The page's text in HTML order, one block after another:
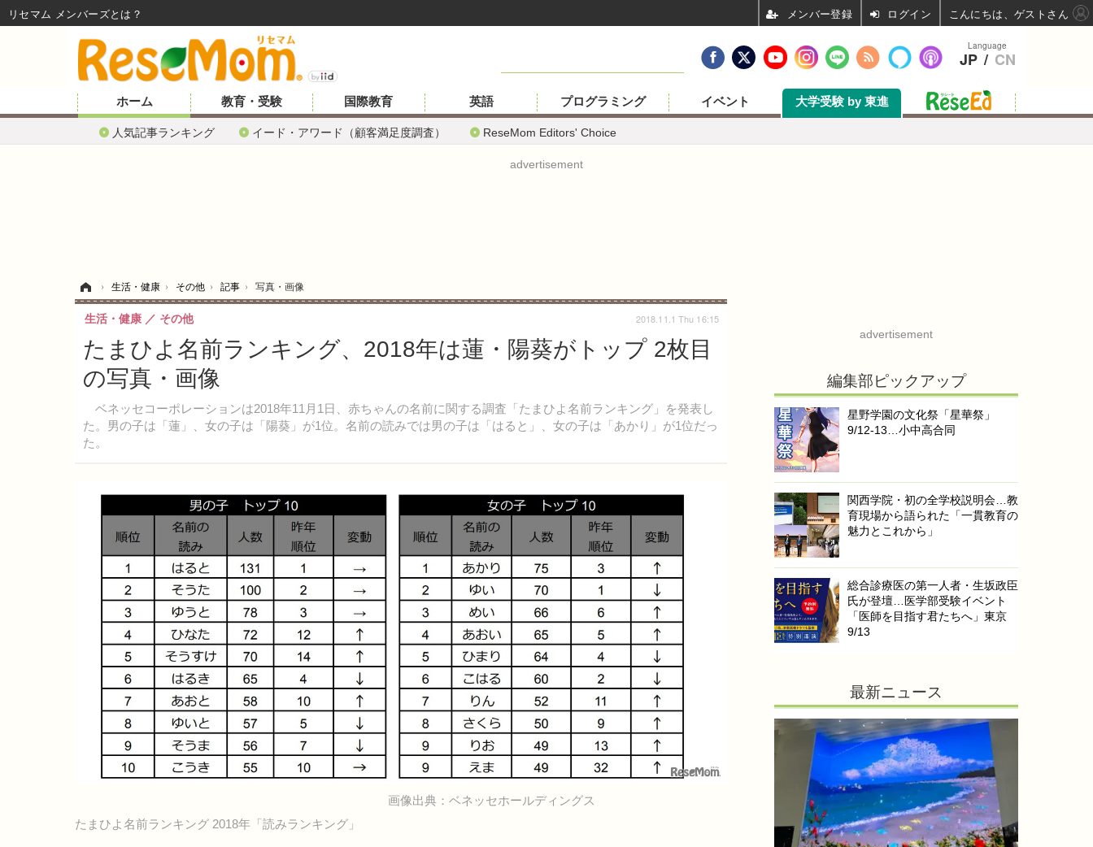
ホーム
人気記事ランキング イード・アワード（顧客満足度調査） ReseMom Editors' Choice
教育・受験 国際教育 英語 プログラミング イベント 大学受験 by 東進
advertisement
› 生活・健康 › その他 › 記事 › 写真・画像
たまひよ名前ランキング、2018年は蓮・陽葵がトップ 2枚目
の写真・画像
ベネッセコーポレーションは2018年11月1日、赤ちゃんの名前に関する調査「たまひよ名前ランキング」を発表し
た。男の子は「蓮」、女の子は「陽葵」が1位。名前の読みでは男の子は「はると」、女の子は「あかり」が1位だっ
た。
生活・健康 その他 2018.11.1 Thu 16:15
画像出典：ベネッセホールディングス
たまひよ名前ランキング 2018年「読みランキング」
advertisement
編集部ピックアップ
星野学園の文化祭「星華祭」
9/12-13…小中高合同
関西学院・初の全学校説明会…教
育現場から語られた「一貫教育の
魅力とこれから」
総合診療医の第一人者・生坂政臣
氏が登壇…医学部受験イベント
「医師を目指す君たちへ」東京
9/13
最新ニュース
Language
JP / CN
リセマム メンバーズ ログイン こんにちは、ゲストさん